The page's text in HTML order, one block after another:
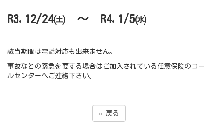
R3.12/24㈯ ～ R4.1/5㈬
該当期間は電話対応も出来ません。
事故などの緊急を要する場合はご加入されている任意保険のコー
ルセンターへご連絡下さい。
« 戻る